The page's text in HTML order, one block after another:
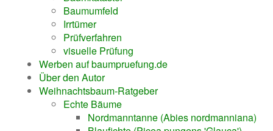
Baumumfeld
Irrtümer
Prüfverfahren
visuelle Prüfung
Werben auf baumpruefung.de
Über den Autor
Weihnachtsbaum-Ratgeber
Echte Bäume
Nordmanntanne (Abies nordmanniana)